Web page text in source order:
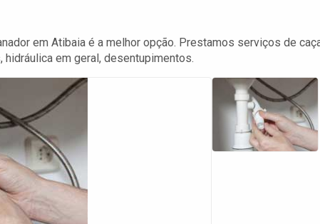
em Atibaia é a melhor opção. Prestamos serviços de
em geral, desentupimentos.